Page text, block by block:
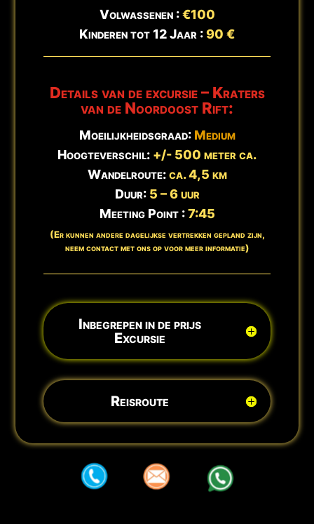
7 augustus - 05:07
Volwassenen :€100
Kinderen tot 12 Jaar :90 €
Details van de excursie – Kraters
van de Noordoost Rift:
Moeilijkheidsgraad: Medium
Hoogteverschil: +/- 500 meter ca.
Wandelroute:ca. 4,5 km
Duur: 5 – 6 uur
Meeting Point :7:45
(Er kunnen andere dagelijkse vertrekken gepland zijn,
neem contact met ons op voor meer informatie)
Inbegrepen in de prijs
Excursie
Reisroute
aaa aaa aaa